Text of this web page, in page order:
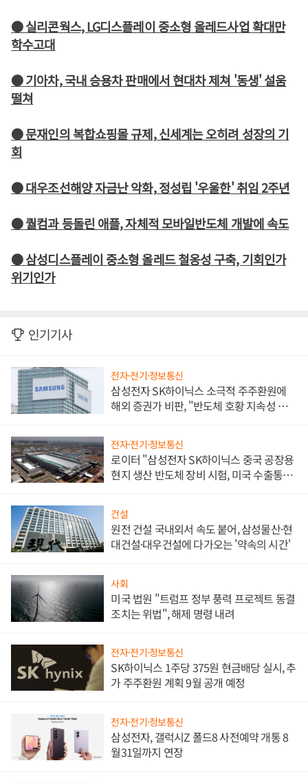
● 실리콘웍스, LG디스플레이 중소형 올레드사업 확대만
학수고대
● 기아차, 국내 승용차 판매에서 현대차 제쳐 '동생' 설움
떨쳐
● 문재인의 복합쇼핑몰 규제, 신세계는 오히려 성장의 기
회
● 대우조선해양 자금난 악화, 정성립 '우울한' 취임 2주년
● 퀄컴과 등돌린 애플, 자체적 모바일반도체 개발에 속도
● 삼성디스플레이 중소형 올레드 철옹성 구축, 기회인가
위기인가
인기기사
전자·전기·정보통신
삼성전자 SK하이닉스 소극적 주주환원에
해외 증권가 비판, "반도체 호황 지속성 의
전자·전기·정보통신
로이터 "삼성전자 SK하이닉스 중국 공장용
현지 생산 반도체 장비 시험, 미국 수출통제
건설
원전 건설 국내외서 속도 붙어, 삼성물산·현
대건설·대우건설에 다가오는 '약속의 시간'
사회
미국 법원 "트럼프 정부 풍력 프로젝트 동결
조치는 위법", 해제 명령 내려
전자·전기·정보통신
SK하이닉스 1주당 375원 현금배당 실시, 추
가 주주환원 계획 9월 공개 예정
전자·전기·정보통신
삼성전자, 갤럭시Z 폴드8 사전예약 개통 8
월31일까지 연장